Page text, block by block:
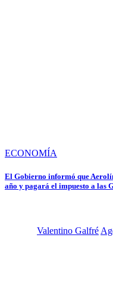
ECONOMÍA
El Gobierno informó que
año y pagará el impuesto a las
Valentino Galfré